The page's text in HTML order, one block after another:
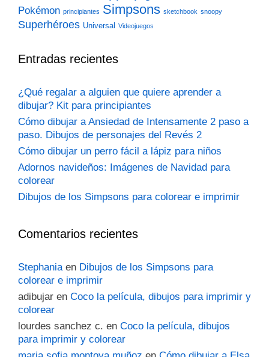
Pokémon principiantes Simpsons sketchbook snoopy
Superhéroes Universal Videojuegos
Entradas recientes
¿Qué regalar a alguien que quiere aprender a
dibujar? Kit para principiantes
Cómo dibujar a Ansiedad de Intensamente 2 paso a
paso. Dibujos de personajes del Revés 2
Cómo dibujar un perro fácil a lápiz para niños
Adornos navideños: Imágenes de Navidad para
colorear
Dibujos de los Simpsons para colorear e imprimir
Comentarios recientes
Stephaniaen Dibujos de los Simpsons para
colorear e imprimir
adibujar en Coco la película, dibujos para imprimir y
colorear
lourdes sanchez c. en Coco la película, dibujos
para imprimir y colorear